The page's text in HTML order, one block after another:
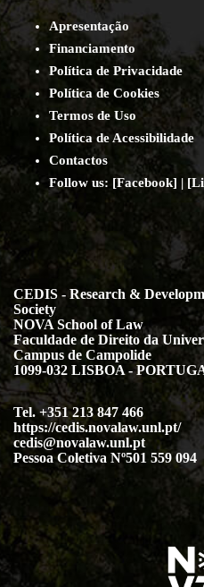
Apresentação
Financiamento
Política de Privacidade
Política de Cookies
Termos de Uso
Política de Acessibilidade
Contactos
Follow us: [Facebook] | [
CEDIS - Research &
Society
NOVA School of Law
Faculdade de Direito da
Campus de Campolide
1099-032 LISBOA -
Tel. +351 213 847 466
https://cedis.novalaw.unl.pt/
cedis@novalaw.unl.pt
Pessoa Coletiva Nº501 559 094